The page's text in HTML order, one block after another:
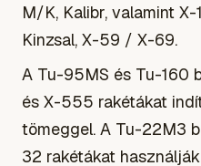
M/K, Kalibr, valamint
Kinzsal, X-59 / X-69.
A Tu-95MS és Tu-160
és X-555 rakétákat
tömeggel. A Tu-22M3
32 rakétákat